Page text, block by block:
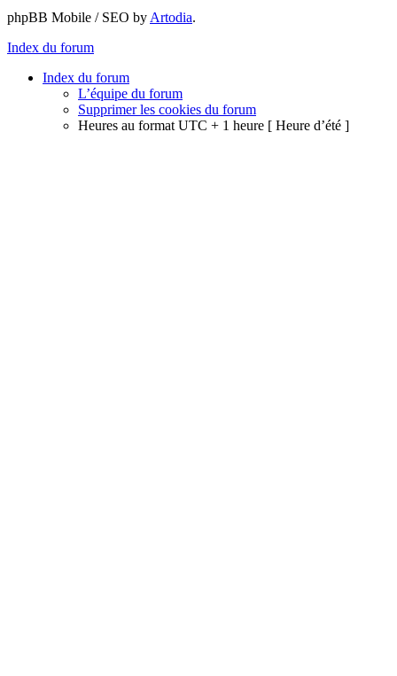
phpBB Mobile / SEO by Artodia.
Index du forum
Index du forum
L’équipe du forum
Supprimer les cookies du forum
Heures au format UTC + 1 heure [ Heure d’été ]